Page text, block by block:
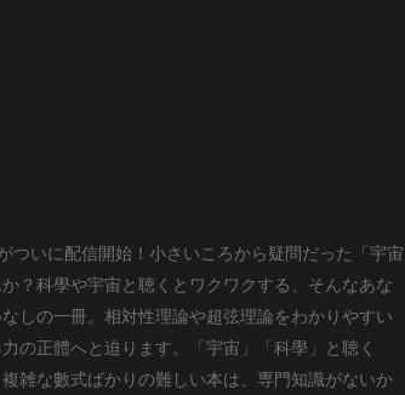
燃領銜有聲小說
安燃
生命科學篇1-2·猴子警長科學探案記|
寶寶巴士科普
寶寶巴士
ついに配信開始！小さいころから疑問だった「宇宙
？科學や宇宙と聴くとワクワクする、そんなあな
しの一冊。相対性理論や超弦理論をわかりやすい
の正體へと迫ります。「宇宙」「科學」と聴く
雑な數式ばかりの難しい本は、専門知識がないか